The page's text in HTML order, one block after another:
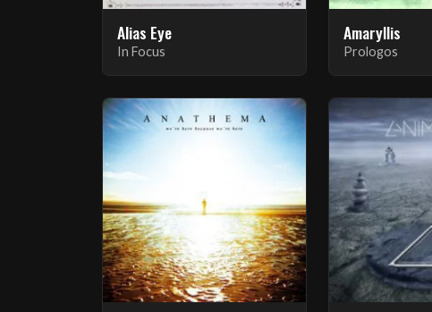
Alias Eye
In Focus
Amaryllis
Prologos